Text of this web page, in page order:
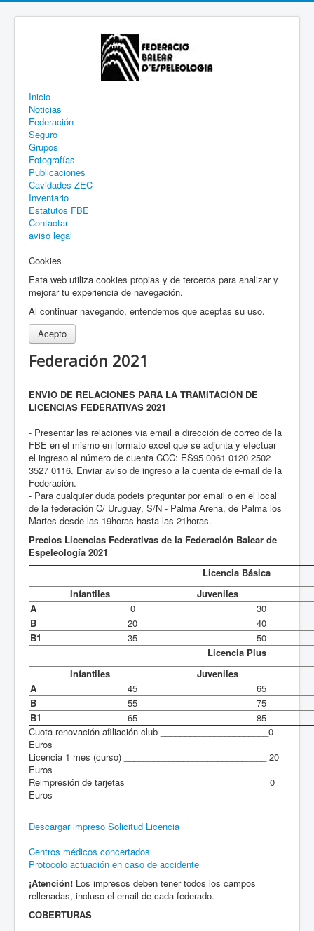
Inicio
Noticias
Federación
Seguro
Grupos
Fotografías
Publicaciones
Cavidades ZEC
Inventario
Estatutos FBE
Contactar
aviso legal
Cookies
Esta web utiliza cookies propias y de terceros para analizar y
mejorar tu experiencia de navegación.
Al continuar navegando, entendemos que aceptas su uso.
Acepto
Federación 2021
ENVIO DE RELACIONES PARA LA TRAMITACIÓN DE
LICENCIAS FEDERATIVAS 2021
- Presentar las relaciones via email a dirección de correo de la
FBE en el mismo en formato excel que se adjunta y efectuar
el ingreso al número de cuenta CCC: ES95 0061 0120 2502
3527 0116. Enviar aviso de ingreso a la cuenta de e-mail de la
Federación.
- Para cualquier duda podeis preguntar por email o en el local
de la federación C/ Uruguay, S/N - Palma Arena, de Palma los
Martes desde las 19horas hasta las 21horas.
Precios Licencias Federativas de la Federación Balear de
Espeleología 2021
Licencia Básica
Infantiles
Juveniles
A
0
30
B
20
40
B1
35
50
Licencia Plus
Infantiles
Juveniles
A
45
65
B
55
75
B1
65
85
Cuota renovación afiliación club ______________________0
Euros
Licencia 1 mes (curso) _____________________________ 20
Euros
Reimpresión de tarjetas_____________________________ 0
Euros
Descargar impreso Solicitud Licencia
Centros médicos concertados
Protocolo actuación en caso de accidente
¡Atención! Los impresos deben tener todos los campos
rellenadas, incluso el email de cada federado.
COBERTURAS